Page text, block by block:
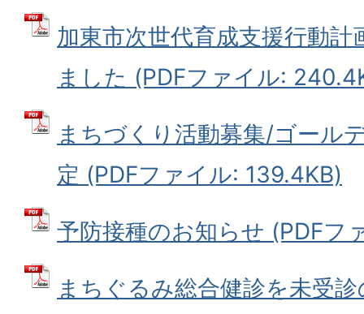
加東市次世代育成支援行動
ました (PDFファイル:
まちづくり活動募集/ゴール
定 (PDFファイル: 139.4KB)
予防接種のお知らせ (PDFフ
まちぐるみ総合健診を未受